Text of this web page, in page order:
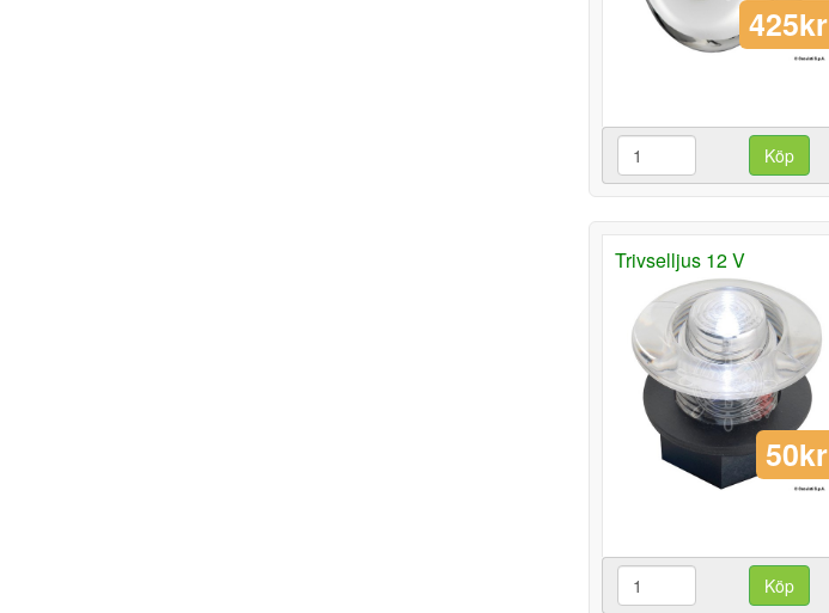
425kr
Köp
Trivselljus 12 V
50kr
Köp